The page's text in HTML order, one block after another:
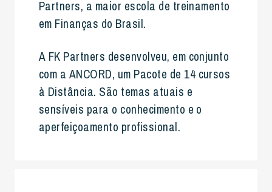
Partners, a maior escola de treinamento
em Finanças do Brasil.
A FK Partners desenvolveu, em conjunto
com a ANCORD, um Pacote de 14 cursos
à Distância. São temas atuais e
sensíveis para o conhecimento e o
aperfeiçoamento profissional.